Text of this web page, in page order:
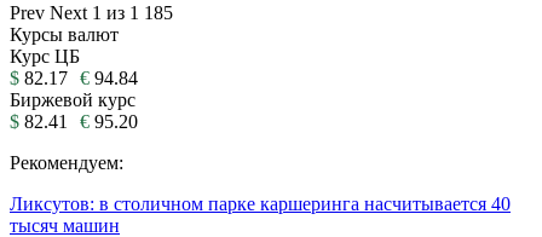
Prev Next 1 из 1 185
Курсы валют
Курс ЦБ
$ 82.17 € 94.84
Биржевой курс
$ 82.41 € 95.20
Рекомендуем:
Ликсутов: в столичном парке каршеринга насчитывается 40
тысяч машин